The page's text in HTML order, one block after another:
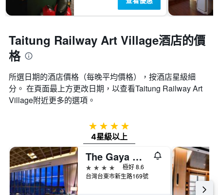
Taitung Railway Art Village酒店的價
格
所選日期的酒店價格（每晚平均價格），按酒店星級細
分。 在頁面最上方更改日期，以查看Taitung Railway Art
Village​附近更多的選項。
4星級
4星級以上
The Gaya 渡假酒店
4星級
極好 8.6
台灣台東市新生路169號